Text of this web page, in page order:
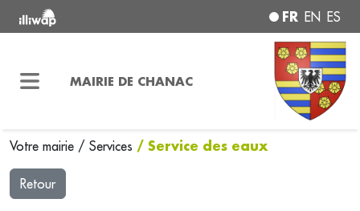
FR EN ES
MAIRIE DE CHANAC
Votre mairie / Services / Service des eaux
Retour